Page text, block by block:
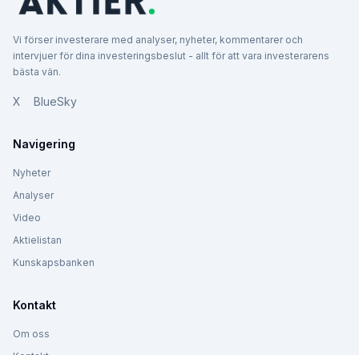
Vi förser investerare med analyser, nyheter, kommentarer och
intervjuer för dina investeringsbeslut - allt för att vara investerarens
bästa vän.
X BlueSky
Navigering
Nyheter
Analyser
Video
Aktielistan
Kunskapsbanken
Kontakt
Om oss